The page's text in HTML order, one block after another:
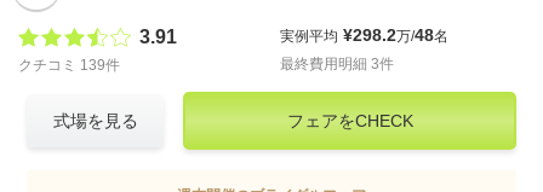
3.91
クチコミ 139件
実例平均 ¥298.2万/48名
最終費用明細 3件
式場を見る フェアをCHECK